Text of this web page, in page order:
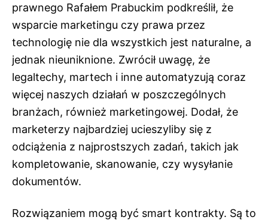
prawnego Rafałem Prabuckim podkreślił, że
wsparcie marketingu czy prawa przez
technologię nie dla wszystkich jest naturalne, a
jednak nieuniknione. Zwrócił uwagę, że
legaltechy, martech i inne automatyzują coraz
więcej naszych działań w poszczególnych
branżach, również marketingowej. Dodał, że
marketerzy najbardziej ucieszyliby się z
odciążenia z najprostszych zadań, takich jak
kompletowanie, skanowanie, czy wysyłanie
dokumentów.
Rozwiązaniem mogą być smart kontrakty. Są to